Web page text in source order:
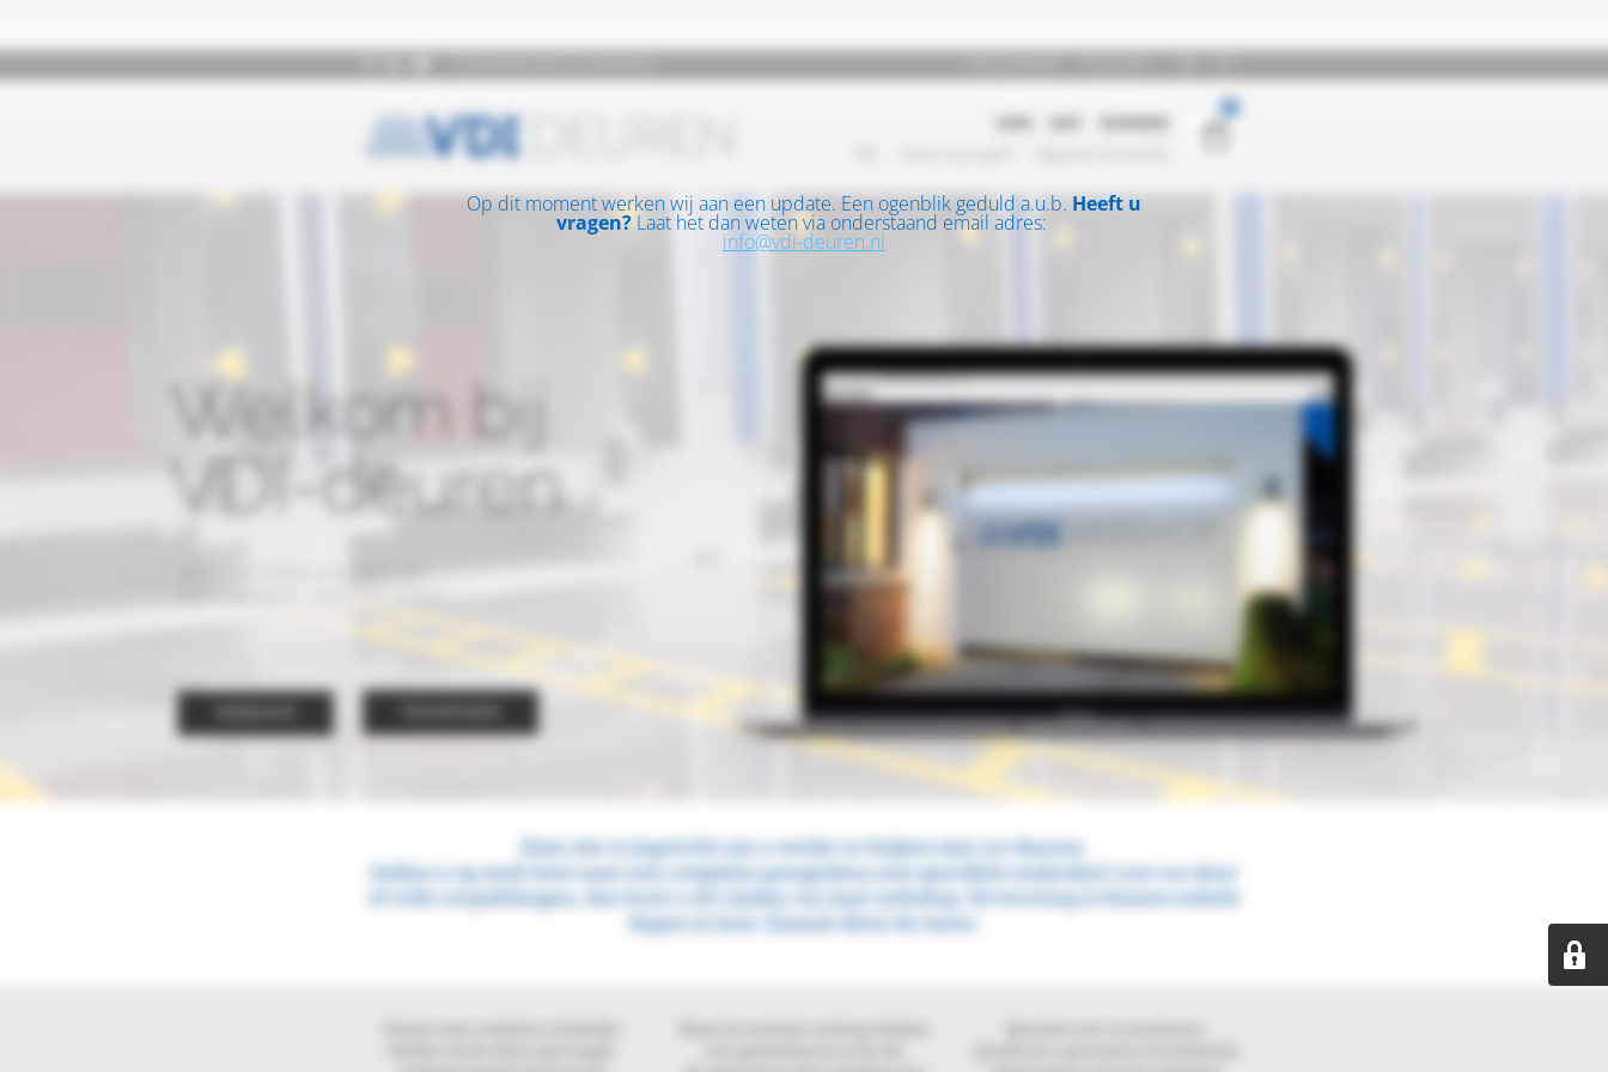
Op dit moment werken wij aan een update. Een ogenblik geduld a.u.b. Heeft u
vragen? Laat het dan weten via onderstaand email adres:
info@vdi-deuren.nl